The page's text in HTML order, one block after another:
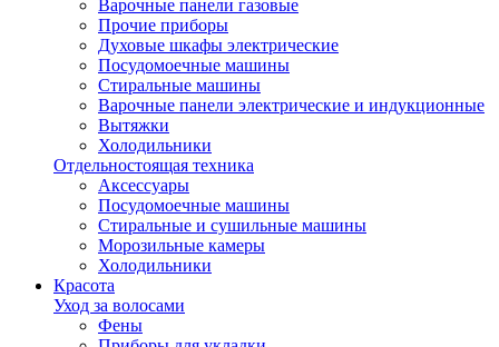
Варочные панели газовые
Прочие приборы
Духовые шкафы электрические
Посудомоечные машины
Стиральные машины
Варочные панели электрические и индукционные
Вытяжки
Холодильники
Отдельностоящая техника
Аксессуары
Посудомоечные машины
Стиральные и сушильные машины
Морозильные камеры
Холодильники
Красота
Уход за волосами
Фены